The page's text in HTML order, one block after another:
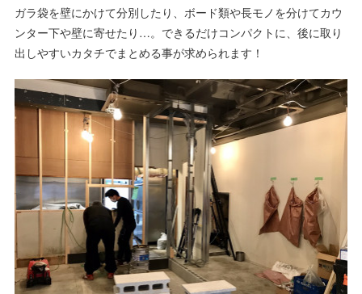
ガラ袋を壁にかけて分別したり、ボード類や長モノを分けてカウ
ンター下や壁に寄せたり…。できるだけコンパクトに、後に取り
出しやすいカタチでまとめる事が求められます！